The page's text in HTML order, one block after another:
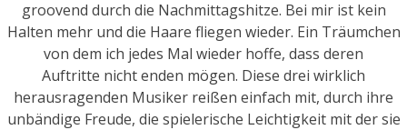
groovend durch die Nachmittagshitze. Bei mir ist kein
Halten mehr und die Haare fliegen wieder. Ein Träumchen
von dem ich jedes Mal wieder hoffe, dass deren
Auftritte nicht enden mögen. Diese drei wirklich
herausragenden Musiker reißen einfach mit, durch ihre
unbändige Freude, die spielerische Leichtigkeit mit der sie